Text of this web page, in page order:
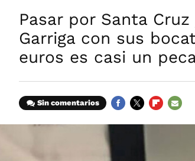
Pasar por Santa
Garriga con sus
euros es casi un
Sin comentarios